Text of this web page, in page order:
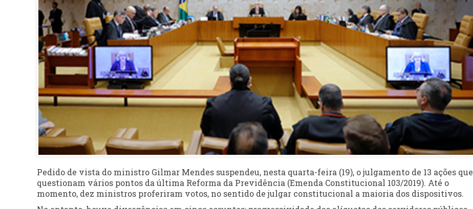
Pedido de vista do ministro Gilmar Mendes suspendeu, nesta quarta-feira (19), o julgamento de 13 ações que
questionam vários pontos da última Reforma da Previdência (Emenda Constitucional 103/2019). Até o
momento, dez ministros proferiram votos, no sentido de julgar constitucional a maioria dos dispositivos.